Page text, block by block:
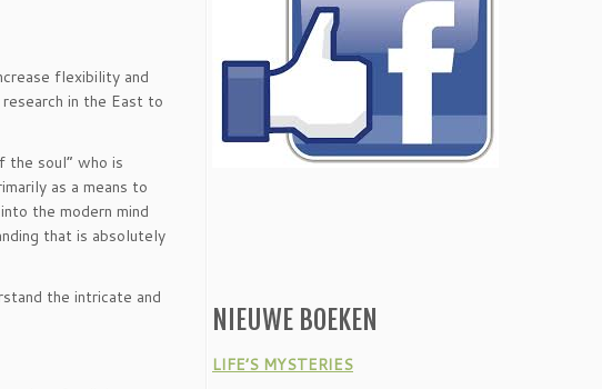
flexibility and
in the East to
the soul” who is
as a means to
the modern mind
that is absolutely
the intricate and
NIEUWE BOEKEN
LIFE’S MYSTERIES